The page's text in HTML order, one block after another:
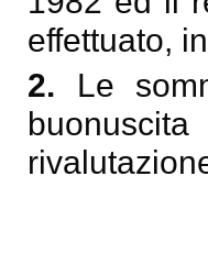
effettuato,
2. Le